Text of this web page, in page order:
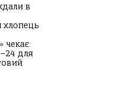
в
хлопець
чекає:
для